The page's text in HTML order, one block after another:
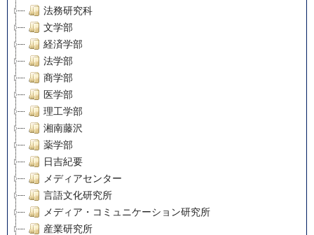
法務研究科
文学部
経済学部
法学部
商学部
医学部
理工学部
湘南藤沢
薬学部
日吉紀要
メディアセンター
言語文化研究所
メディア・コミュニケーション研究所
産業研究所